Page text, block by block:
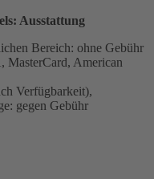
Ausstattung
Bereich: ohne Gebühr
MasterCard, American
Verfügbarkeit),
gegen Gebühr